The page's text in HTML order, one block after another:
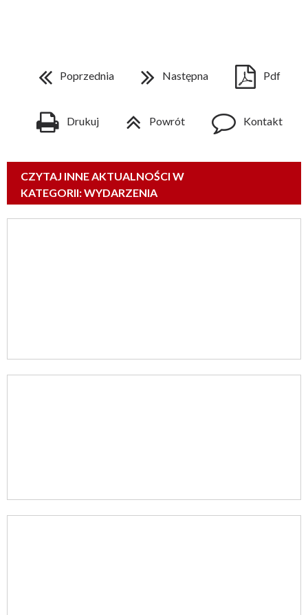
Poprzednia Następna Pdf
Drukuj Powrót Kontakt
CZYTAJ INNE AKTUALNOŚCI W
KATEGORII: WYDARZENIA